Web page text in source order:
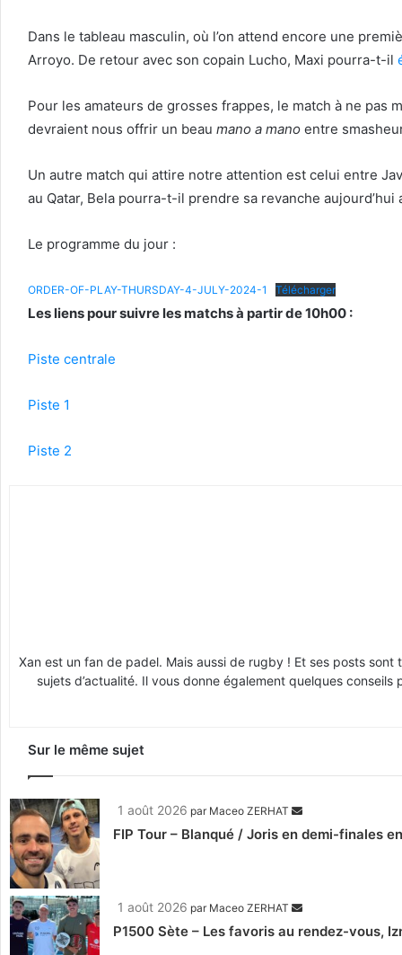
Dans le tableau masculin, où l’on attend encore une
Arroyo. De retour avec son copain Lucho, Maxi pourra-t-il
Pour les amateurs de grosses frappes, le match à ne pas
devraient nous offrir un beau mano a mano entre
Un autre match qui attire notre attention est celui entre
au Qatar, Bela pourra-t-il prendre sa revanche aujourd’hui
Le programme du jour :
ORDER-OF-PLAY-THURSDAY-4-JULY-2024-1 Télécharger
Les liens pour suivre les matchs à partir de 10h00 :
Piste centrale
Piste 1
Piste 2
Xan est un fan de padel. Mais aussi de rugby ! Et ses posts
sujets d’actualité. Il vous donne également quelques
Sur le même sujet
1 août 2026 par Maceo ZERHAT
FIP Tour – Blanqué / Joris en demi-finales
1 août 2026 par Maceo ZERHAT
P1500 Sète – Les favoris au rendez-vous,